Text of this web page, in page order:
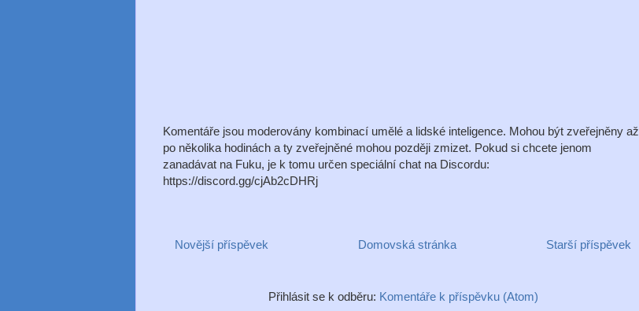
Komentáře jsou moderovány kombinací umělé a lidské inteligence. Mohou být zveřejněny až
po několika hodinách a ty zveřejněné mohou později zmizet. Pokud si chcete jenom
zanadávat na Fuku, je k tomu určen speciální chat na Discordu:
https://discord.gg/cjAb2cDHRj
Novější příspěvek Starší příspěvek
Domovská stránka
Přihlásit se k odběru: Komentáře k příspěvku (Atom)